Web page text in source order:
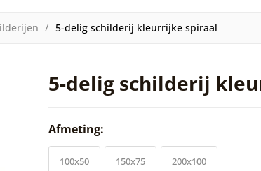
5-delig schilderij kleurrijke spiraal
5-delig schilderij
Afmeting:
100x50 150x75 200x100